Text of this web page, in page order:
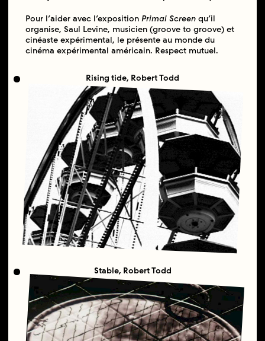
Pour l’aider avec l’exposition Primal Screen qu’il
organise, Saul Levine, musicien (groove to groove) et
cinéaste expérimental, le présente au monde du
cinéma expérimental américain. Respect mutuel.
Rising tide, Robert Todd
Stable, Robert Todd